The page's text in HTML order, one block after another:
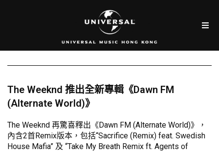
The Weeknd 推出全新專輯《Dawn FM
(Alternate World)》
The Weeknd 再驚喜釋出《Dawn FM (Alternate World)》，
內含2首Remix版本，包括“Sacrifice (Remix) feat. Swedish
House Mafia” 及 “Take My Breath Remix ft. Agents of